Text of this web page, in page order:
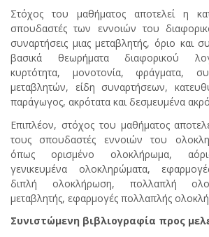
Στόχος του μαθήματος αποτελεί η
σπουδαστές των εννοιών του
συναρτήσεις μιας μεταβλητής, όριο και
βασικά θεωρήματα διαφορικού
κυρτότητα, μονοτονία, φράγματα,
μεταβλητών, είδη συναρτήσεων,
παράγωγος, ακρότατα και δεσμευμένα
Επιπλέον, στόχος του μαθήματος
τους σπουδαστές εννοιών του
όπως ορισμένο ολοκλήρωμα,
γενικευμένα ολοκληρώματα,
διπλή ολοκλήρωση, πολλαπλή
μεταβλητής, εφαρμογές πολλαπλής
Συνιστώμενη βιβλιογραφία προς